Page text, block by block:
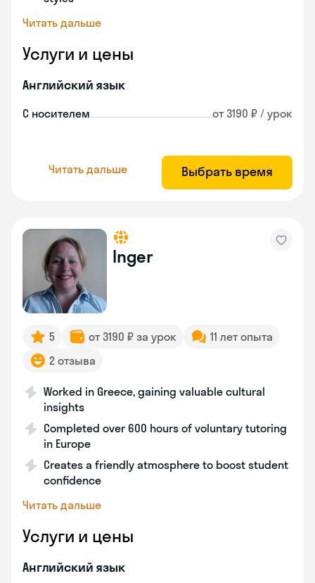
Читать дальше
Услуги и цены
Английский язык
С носителем от 3190 ₽ / урок
Читать дальше Выбрать время
Inger
5 от 3190 ₽ за урок
11 лет опыта
2 отзыва
Worked in Greece, gaining valuable cultural
insights
Completed over 600 hours of voluntary tutoring
in Europe
Creates a friendly atmosphere to boost student
confidence
Читать дальше
Услуги и цены
Английский язык